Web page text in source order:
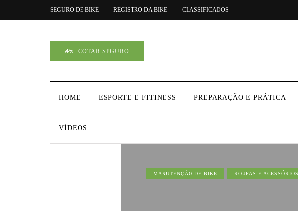
SEGURO DE BIKE REGISTRO DA BIKE CLASSIFICADOS
COTAR SEGURO
HOME ESPORTE E FITINESS PREPARAÇÃO E PRÁTICA
VÍDEOS
MANUTENÇÃO DE BIKE ROUPAS E ACESSÓRIOS